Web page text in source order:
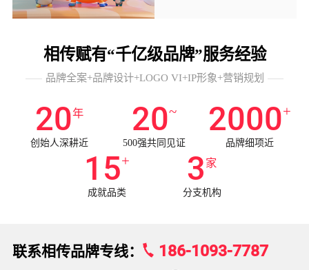
相传赋有“千亿级品牌”服务经验
品牌全案+品牌设计+LOGO VI+IP形象+营销规划
20年
创始人深耕近
20~
500强共同见证
2000+
品牌细项近
15+
成就品类
3 家
分支机构
联系相传品牌专线： 186-1093-7787